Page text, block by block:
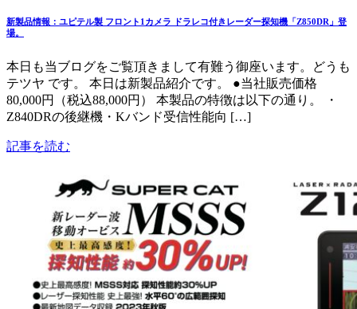
新製品情報：ユピテル製 フロント1カメラ ドラレコ付きレーダー探知機「Z850DR」登
場。
本日も当ブログをご覧頂きまして有難う御座います。どうも
テツヤ です。 本日は新製品紹介です。 ●当社販売価格
80,000円（税込88,000円） 本製品の特徴は以下の通り。 ・
Z840DRの後継機・Kバンド受信性能向 […]
記事を読む